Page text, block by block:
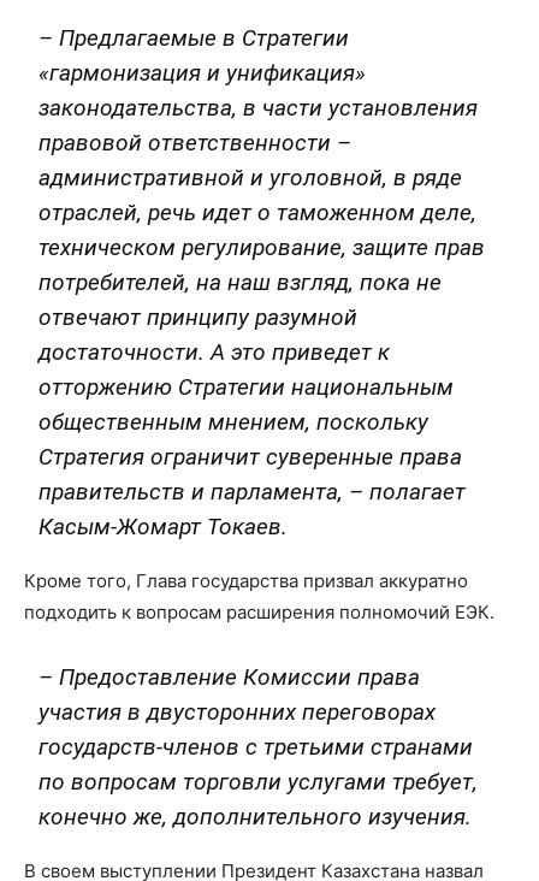
– Предлагаемые в Стратегии
«гармонизация и унификация»
законодательства, в части установления
правовой ответственности –
административной и уголовной, в ряде
отраслей, речь идет о таможенном деле,
техническом регулирование, защите прав
потребителей, на наш взгляд, пока не
отвечают принципу разумной
достаточности. А это приведет к
отторжению Стратегии национальным
общественным мнением, поскольку
Стратегия ограничит суверенные права
правительств и парламента, – полагает
Касым-Жомарт Токаев.
Кроме того, Глава государства призвал аккуратно
подходить к вопросам расширения полномочий ЕЭК.
– Предоставление Комиссии права
участия в двусторонних переговорах
государств-членов с третьими странами
по вопросам торговли услугами требует,
конечно же, дополнительного изучения.
В своем выступлении Президент Казахстана назвал